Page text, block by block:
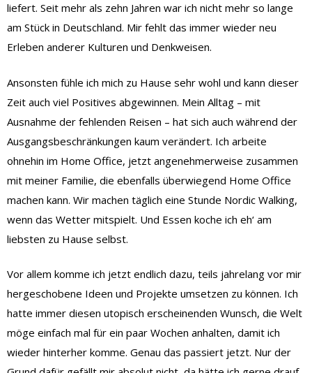
liefert. Seit mehr als zehn Jahren war ich nicht mehr so lange
am Stück in Deutschland. Mir fehlt das immer wieder neu
Erleben anderer Kulturen und Denkweisen.
Ansonsten fühle ich mich zu Hause sehr wohl und kann dieser
Zeit auch viel Positives abgewinnen. Mein Alltag – mit
Ausnahme der fehlenden Reisen – hat sich auch während der
Ausgangsbeschränkungen kaum verändert. Ich arbeite
ohnehin im Home Office, jetzt angenehmerweise zusammen
mit meiner Familie, die ebenfalls überwiegend Home Office
machen kann. Wir machen täglich eine Stunde Nordic Walking,
wenn das Wetter mitspielt. Und Essen koche ich eh‘ am
liebsten zu Hause selbst.
Vor allem komme ich jetzt endlich dazu, teils jahrelang vor mir
hergeschobene Ideen und Projekte umsetzen zu können. Ich
hatte immer diesen utopisch erscheinenden Wunsch, die Welt
möge einfach mal für ein paar Wochen anhalten, damit ich
wieder hinterher komme. Genau das passiert jetzt. Nur der